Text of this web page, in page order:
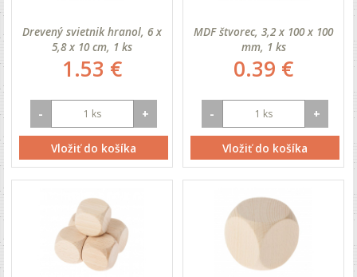
Drevený svietnik hranol, 6 x
5,8 x 10 cm, 1 ks
1.53 €
- +
Vložiť do košíka
MDF štvorec, 3,2 x 100 x 100
mm, 1 ks
0.39 €
- +
Vložiť do košíka